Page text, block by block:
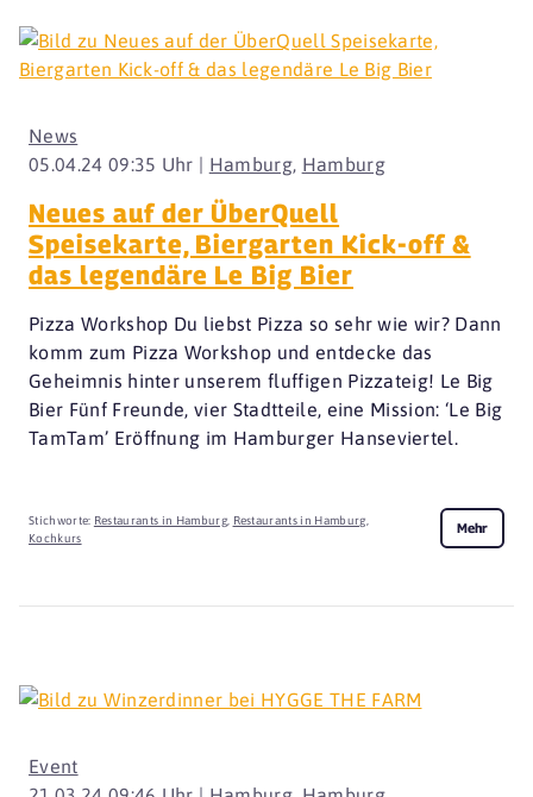
05.04.24 09:35 Uhr | Hamburg, Hamburg
News
Neues auf der ÜberQuell
Speisekarte, Biergarten Kick-off &
das legendäre Le Big Bier
Pizza Workshop Du liebst Pizza so sehr wie wir? Dann
komm zum Pizza Workshop und entdecke das
Geheimnis hinter unserem fluffigen Pizzateig! Le Big
Bier Fünf Freunde, vier Stadtteile, eine Mission: ‘Le Big
TamTam’ Eröffnung im Hamburger Hanseviertel.
Stichworte: Restaurants in Hamburg, Restaurants in Hamburg
Kochkurs
Mehr
Event